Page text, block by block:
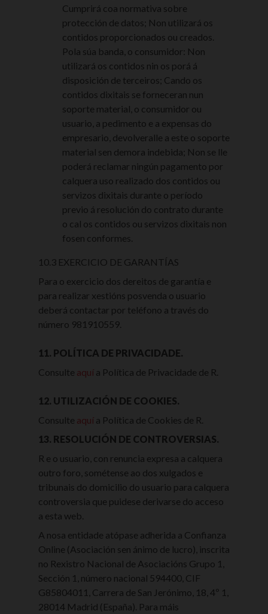
Cumprirá coa normativa sobre
protección de datos; Non utilizará os
contidos proporcionados ou creados.
Pola súa banda, o consumidor: Non
utilizará os contidos nin os porá á
disposición de terceiros; Cando os
contidos dixitais se forneceran nun
soporte material, o consumidor ou
usuario, a pedimento e a expensas do
empresario, devolveralle a este o soporte
material sen demora indebida; Non se lle
poderá reclamar ningún pagamento por
calquera uso realizado dos contidos ou
servizos dixitais durante o período
previo á resolución do contrato durante
o cal os contidos ou servizos dixitais non
fosen conformes.
10.3 EXERCICIO DE GARANTÍAS
Para o exercicio dos dereitos de garantía e
para realizar xestións posvenda o usuario
deberá contactar por teléfono a través do
número 981910559.
11. POLÍTICA DE PRIVACIDADE.
Consulte aquí a Política de Privacidade de R.
12. UTILIZACIÓN DE COOKIES.
Consulte aquí a Política de Cookies de R.
13. RESOLUCIÓN DE CONTROVERSIAS.
R e o usuario, con renuncia expresa a calquera
outro foro, sométense ao dos xulgados e
tribunais do domicilio do usuario para calquera
controversia que puidese derivarse do acceso
a esta web.
A nosa entidade atópase adherida a Confianza
Online (Asociación sen ánimo de lucro), inscrita
no Rexistro Nacional de Asociacións Grupo 1,
Sección 1, número nacional 594400, CIF
G85804011, Carrera de San Jerónimo, 18, 4º 1,
28014 Madrid (España). Para máis